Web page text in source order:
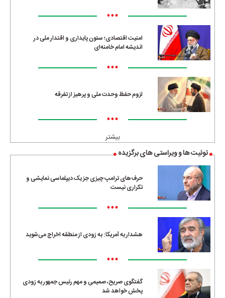
•••
امنیت اقتصادی؛ ستون پایداری و اقتدار ملی در
اندیشه امام خامنه‌ای
•••
لزوم حفظ وحدت ملی و پرهیز از تفرقه
•••
بیشتر
توئیت ها و ویراستی های برگزیده
حرف‌های ترامپ چیزی جز یک دیپلماسی نمایشی و
تکراری نیست
•••
هشدار به آمریکا: به زودی از منطقه اخراج می‌شوید
•••
گفتگوی صریح، صمیمی و مهم رئیس جمهور به زودی
پخش خواهد شد